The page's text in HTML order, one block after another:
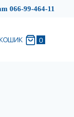
066-99-464-11
0